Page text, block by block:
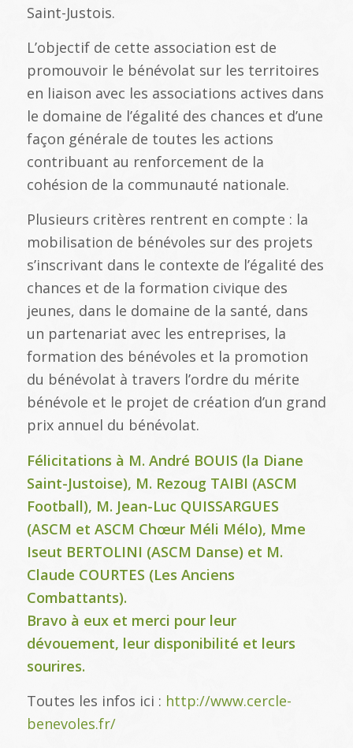
Saint-Justois.
L’objectif de cette association est de
promouvoir le bénévolat sur les territoires
en liaison avec les associations actives dans
le domaine de l’égalité des chances et d’une
façon générale de toutes les actions
contribuant au renforcement de la
cohésion de la communauté nationale.
Plusieurs critères rentrent en compte : la
mobilisation de bénévoles sur des projets
s’inscrivant dans le contexte de l’égalité des
chances et de la formation civique des
jeunes, dans le domaine de la santé, dans
un partenariat avec les entreprises, la
formation des bénévoles et la promotion
du bénévolat à travers l’ordre du mérite
bénévole et le projet de création d’un grand
prix annuel du bénévolat.
Félicitations à M. André BOUIS (la Diane
Saint-Justoise), M. Rezoug TAIBI (ASCM
Football), M. Jean-Luc QUISSARGUES
(ASCM et ASCM Chœur Méli Mélo), Mme
Iseut BERTOLINI (ASCM Danse) et M.
Claude COURTES (Les Anciens
Combattants).
Bravo à eux et merci pour leur
dévouement, leur disponibilité et leurs
sourires.
Toutes les infos ici : http://www.cercle-
benevoles.fr/